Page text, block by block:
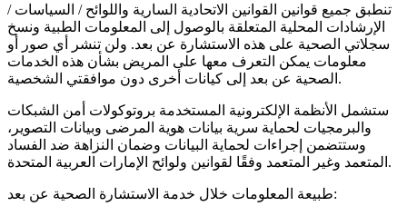
تنطبق جميع قوانين القوانين الاتحادية السارية واللوائح / السياسات /
الإرشادات المحلية المتعلقة بالوصول إلى المعلومات الطبية ونسخ
سجلاتي الصحية على هذه الاستشارة عن بعد. ولن تنشر أي صور أو
معلومات يمكن التعرف معها على المريض بشأن هذه الخدمات
الصحية عن بعد إلى كيانات أخرى دون موافقتي الشخصية.
ستشمل الأنظمة الإلكترونية المستخدمة بروتوكولات أمن الشبكات
والبرمجيات لحماية سرية بيانات هوية المرضى وبيانات التصوير،
وستتضمن إجراءات لحماية البيانات وضمان النزاهة ضد الفساد
المتعمد وغير المتعمد وفقًا لقوانين ولوائح الإمارات العربية المتحدة.
طبيعة المعلومات خلال خدمة الاستشارة الصحية عن بعد: